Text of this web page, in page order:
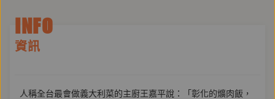
INFO
資訊
人稱全台最會做義大利菜的主廚王嘉平說：「彰化的爌肉飯，